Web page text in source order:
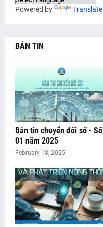
Powered by Translate
BẢN TIN
Bản tin chuyển đối số - Số
01 năm 2025
February 18, 2025